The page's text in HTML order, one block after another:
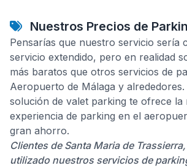
Nuestros Precios de
Pensarías que nuestro servicio sería
servicio extendido, pero en realidad
más baratos que otros servicios de
Aeropuerto de Málaga y
solución de valet parking te ofrece la
experiencia de parking en el
gran ahorro.
Clientes de Santa Maria de
utilizado nuestros servicios de